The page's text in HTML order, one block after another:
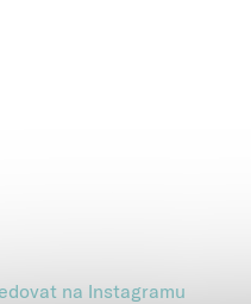
na Instagramu